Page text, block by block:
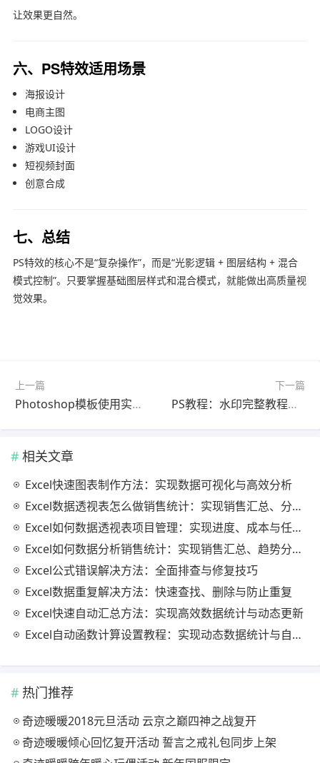
让效果更自然。
六、PS特效适用场景
海报设计
电商主图
LOGO设计
游戏UI设计
短视频封面
创意合成
七、总结
PS特效的核心不是“复杂操作”，而是“光影逻辑 + 图层结构 + 混合
模式控制”。只要掌握基础图层样式和混合模式，就能做出高质量视
觉效果。
上一篇
Photoshop模板使用实战教程2026最新版一看就会
下一篇
PS教程：水印完整教程最新更新版（详细步骤）
相关文章
Excel快速图表制作方法：实现数据可视化与高效分析
Excel数据透视表怎么做销售统计：实现销售汇总、分析与动态监控
Excel如何数据透视表项目管理：实现进度、成本与任务的高效分析
Excel如何数据分析销售统计：实现销售汇总、趋势分析与业绩优化
Excel公式错误解决方法：全面排查与修复技巧
Excel数据重复解决方法：快速查找、删除与防止重复
Excel快速自动汇总方法：实现高效数据统计与动态更新
Excel自动函数计算设置教程：实现动态数据统计与自动更新
热门推荐
奇迹暖暖2018元旦活动 云京之巅四神之战复开
奇迹暖暖倾心回忆复开活动 誓言之戒礼包同步上架